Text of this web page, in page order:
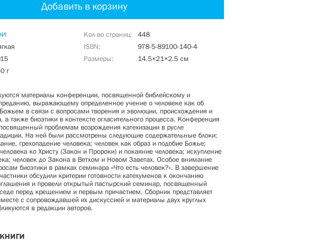
Добавить в корзину
Кол-во страниц
448
ISBN
978-5-89100-140-4
Размеры
14.5×21×2.5 см
г
материалы конференции, посвященной библейскому и
выражающему определенное учение о человеке как об
в связи с вопросами творения и эволюции, происхождения и
а также биоэтики в контексте огласительного процесса. Конференция
проблемам возрождения катехизации в русле
На ней были рассмотрены следующие содержательные блоки:
грехопадение человека; человек как образ и подобие Божье;
ко Христу (Закон и Пророки) и покаяние человека; искупление
человек до Закона в Ветхом и Новом Заветах. Особое внимание
биоэтики в рамках семинара «Что есть человек?». В завершение
обсудили критерии готовности катехуменов к окончанию
и провели открытый пастырский семинар, посвященный
перед крещением и первым причастием. Сборник представляет
с сопровождавшей их дискуссией и материалы двух круглых
в редакции авторов.